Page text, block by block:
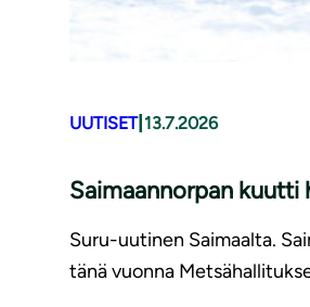
UUTISET| 13.7.2026
Saimaannorpan kuutti
Suru-uutinen Saimaalta.
tänä vuonna